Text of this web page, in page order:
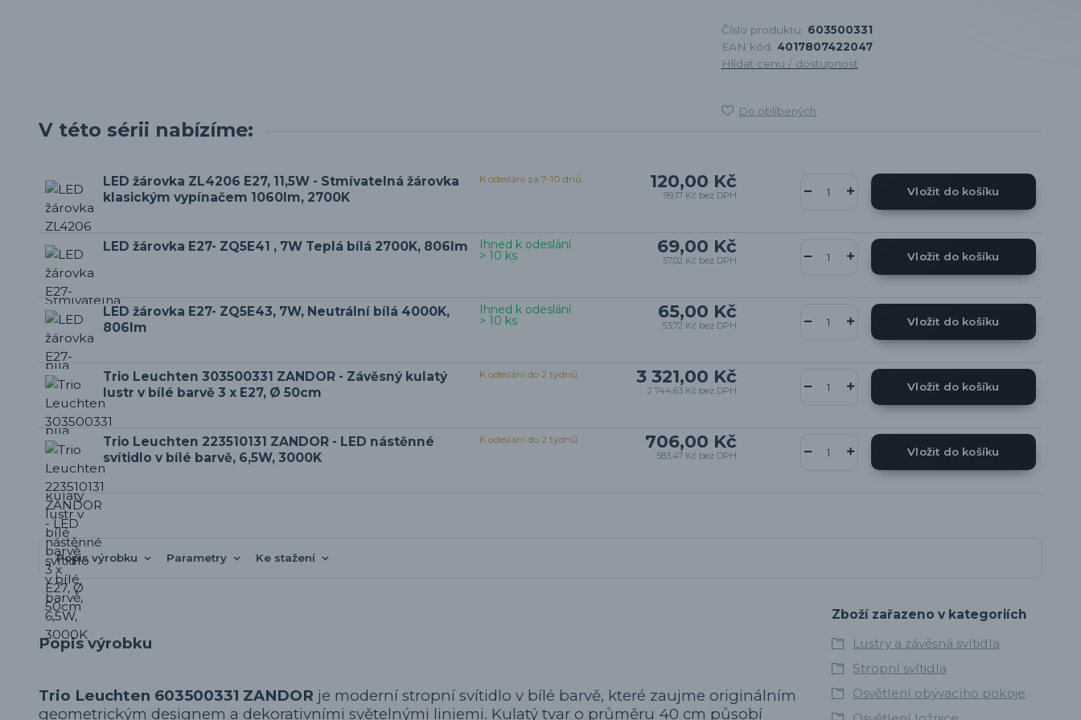
Číslo produktu: 603500331
EAN kód: 4017807422047
Hlídat cenu / dostupnost
Do oblíbených
V této sérii nabízíme:
LED žárovka ZL4206 E27, 11,5W - Stmívatelná žárovka
klasickým vypínačem 1060lm, 2700K
120,00 Kč
99,17 Kč bez DPH
K odeslání za 7-10 dnů
Vložit do košíku
LED žárovka E27- ZQ5E41 , 7W Teplá bílá 2700K, 806lm 69,00 Kč
57,02 Kč bez DPH
Ihned k odeslání
> 10 ks Vložit do košíku
LED žárovka E27- ZQ5E43, 7W, Neutrální bílá 4000K,
806lm
65,00 Kč
53,72 Kč bez DPH
Ihned k odeslání
> 10 ks Vložit do košíku
Trio Leuchten 303500331 ZANDOR - Závěsný kulatý
lustr v bílé barvě 3 x E27, Ø 50cm
3 321,00 Kč
2 744,63 Kč bez DPH
K odeslání do 2 týdnů
Vložit do košíku
Trio Leuchten 223510131 ZANDOR - LED nástěnné
svítidlo v bílé barvě, 6,5W, 3000K
706,00 Kč
583,47 Kč bez DPH
K odeslání do 2 týdnů
Vložit do košíku
Popis výrobku Parametry Ke stažení
Popis výrobku
Trio Leuchten 603500331 ZANDOR je moderní stropní svítidlo v bílé barvě, které zaujme originálním
geometrickým designem a dekorativními světelnými liniemi. Kulatý tvar o průměru 40 cm působí
Zboží zařazeno v kategoriích
Lustry a závěsná svítidla
Stropní svítidla
Osvětlení obývacího pokoje